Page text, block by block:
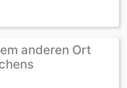
anderen Ort